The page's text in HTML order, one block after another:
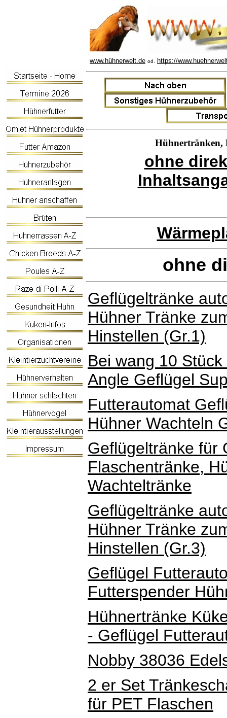
www.hühnerwelt.de od. https://
Hühnertränken,
ohne
ohne
Geflügeltränke
Hühner Tränke
Hinstellen (Gr.1)
Bei wang 10
Angle Geflügel
Futterautomat
Hühner Wachteln
Geflügeltränke für
Flaschentränke,
Wachteltränke
Geflügeltränke
Hühner Tränke
Hinstellen (Gr.3)
Geflügel
Futterspender
Hühnertränke
- Geflügel
Nobby 38036
2 er Set
für PET Flaschen